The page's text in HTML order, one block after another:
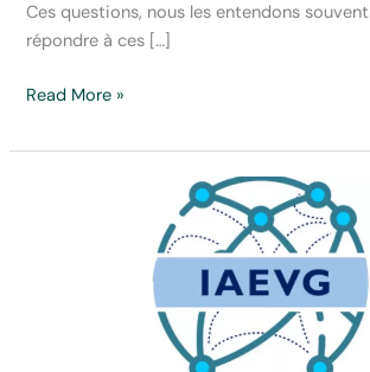
Ces questions, nous les entendons
répondre à ces […]
Deux
ressources
Read More »